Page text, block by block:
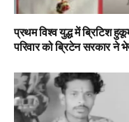
प्रथम विश्व युद्ध में ब्रिटिश
परिवार को ब्रिटेन सरकार ने